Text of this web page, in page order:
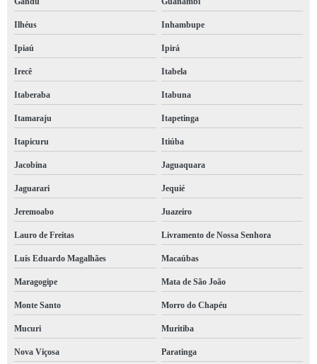
Ilhéus Inhambupe
Ipiaú Ipirá
Irecê Itabela
Itaberaba Itabuna
Itamaraju Itapetinga
Itapicuru Itiúba
Jacobina Jaguaquara
Jaguarari Jequié
Jeremoabo Juazeiro
Lauro de Freitas Livramento de Nossa Senhora
Luís Eduardo Magalhães Macaúbas
Maragogipe Mata de São João
Monte Santo Morro do Chapéu
Mucuri Muritiba
Nova Viçosa Paratinga